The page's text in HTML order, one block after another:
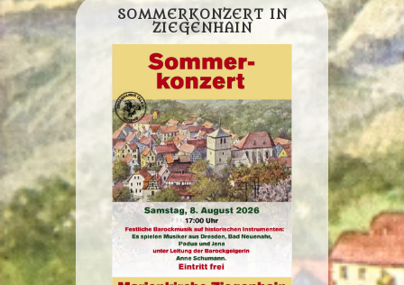
SOMMERKONZERT IN
ZIEGENHAIN